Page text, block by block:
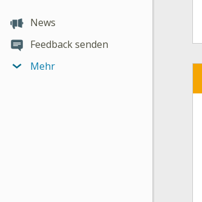
News
Feedback senden
Mehr